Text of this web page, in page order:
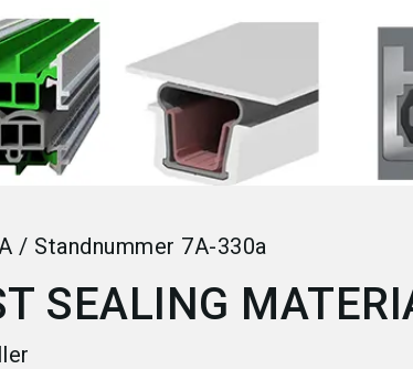
/ Standnummer 7A-330a
SEALING